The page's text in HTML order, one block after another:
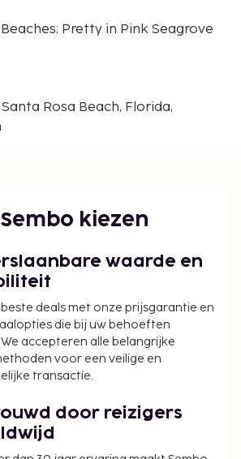
km
Park - 5,5 km
grootste luchthavens zijn:
Northwest Florida Beaches
FL (VPS-Northwest Florida
USD 150 per huisdier,
niet volledig. Toeslagen en
mogelijk excl. btw en kunnen
deze accommodatie staat
voor
of groepsfeesten,
niet toe.
gratis wanneer zij in
als hun ouders of voogd slapen
Pretty in Pink Seagrove
Rosa Beach, Florida,
kiezen
waarde en
deals met onze prijsgarantie en
die bij uw behoeften
accepteren alle belangrijke
voor een veilige en
transactie.
door reizigers